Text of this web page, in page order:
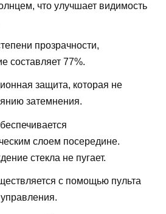
что улучшает видимость
прозрачности,
составляет 77%.
защита, которая не
затемнения.
слоем посередине.
стекла не пугает.
с помощью пульта